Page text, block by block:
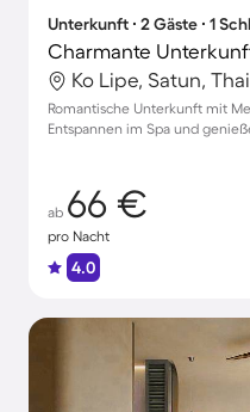
Unterkunft ∙ 2 Gäste ∙ 1
Ko Lipe, Satun,
Romantische Unterkunft mit
Entspannen im Spa und
ab 66 €
pro Nacht
4.0